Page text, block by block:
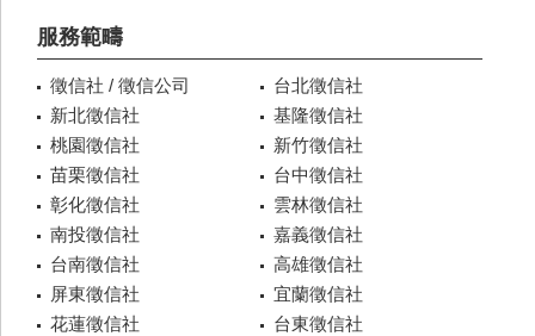
服務範疇
徵信社 / 徵信公司
台北徵信社
新北徵信社
基隆徵信社
桃園徵信社
新竹徵信社
苗栗徵信社
台中徵信社
彰化徵信社
雲林徵信社
南投徵信社
嘉義徵信社
台南徵信社
高雄徵信社
屏東徵信社
宜蘭徵信社
花蓮徵信社
台東徵信社